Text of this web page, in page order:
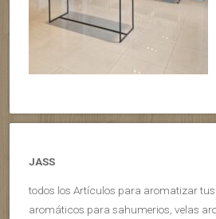
JASS
todos los Artículos para aromatizar tus
aromáticos para sahumerios, velas